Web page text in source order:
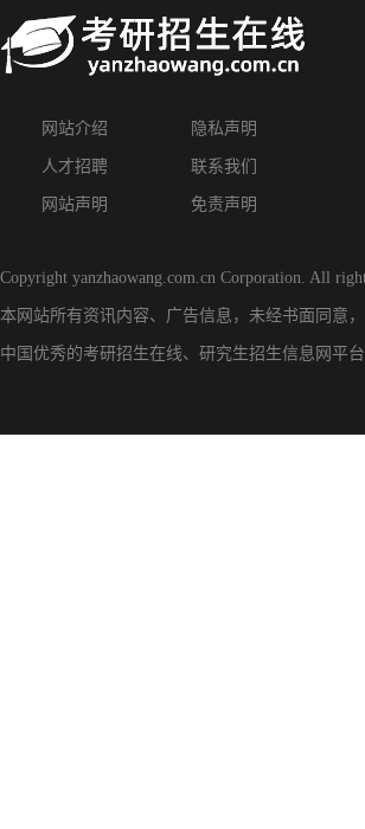
网站介绍 隐私声明
人才招聘 联系我们
网站声明 免责声明
Copyright yanzhaowang.com.cn Corporation. All
本网站所有资讯内容、广告信息，未经书面同意，
中国优秀的考研招生在线、 研究生招生信息网 平